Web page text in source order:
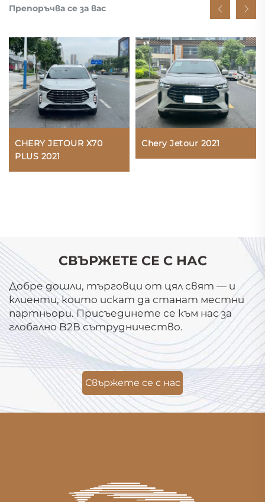
Препоръчва се за вас
CHERY JETOUR X70
PLUS 2021
Chery Jetour 2021
СВЪРЖЕТЕ СЕ С НАС
Добре дошли, търговци от цял свят — и
клиенти, които искат да станат местни
партньори. Присъединете се към нас за
глобално B2B сътрудничество.
Свържете се с нас